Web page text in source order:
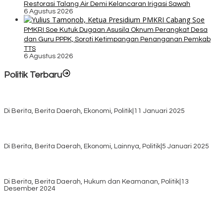
Restorasi Talang Air Demi Kelancaran Irigasi Sawah
6 Agustus 2026
PMKRI Soe Kutuk Dugaan Asusila Oknum Perangkat Desa
dan Guru PPPK, Soroti Ketimpangan Penanganan Pemkab
TTS
6 Agustus 2026
Politik Terbaru
Di Berita, Berita Daerah, Ekonomi, Politik 11 Januari 2025
Di Berita, Berita Daerah, Ekonomi, Lainnya, Politik 5 Januari 2025
Di Berita, Berita Daerah, Hukum dan Keamanan, Politik 13
Desember 2024